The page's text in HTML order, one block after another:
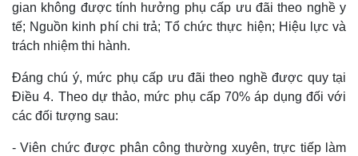
gian không được tính hưởng phụ cấp ưu đãi theo nghề y
tế; Nguồn kinh phí chi trả; Tổ chức thực hiện; Hiệu lực và
trách nhiệm thi hành.
Đáng chú ý, mức phụ cấp ưu đãi theo nghề được quy tại
Điều 4. Theo dự thảo, mức phụ cấp 70% áp dụng đối với
các đối tượng sau:
- Viên chức được phân công thường xuyên, trực tiếp làm